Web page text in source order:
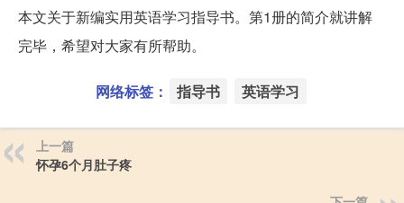
本文关于新编实用英语学习指导书。第1册的简介就讲解
完毕，希望对大家有所帮助。
网络标签： 指导书 英语学习
上一篇
怀孕6个月肚子疼